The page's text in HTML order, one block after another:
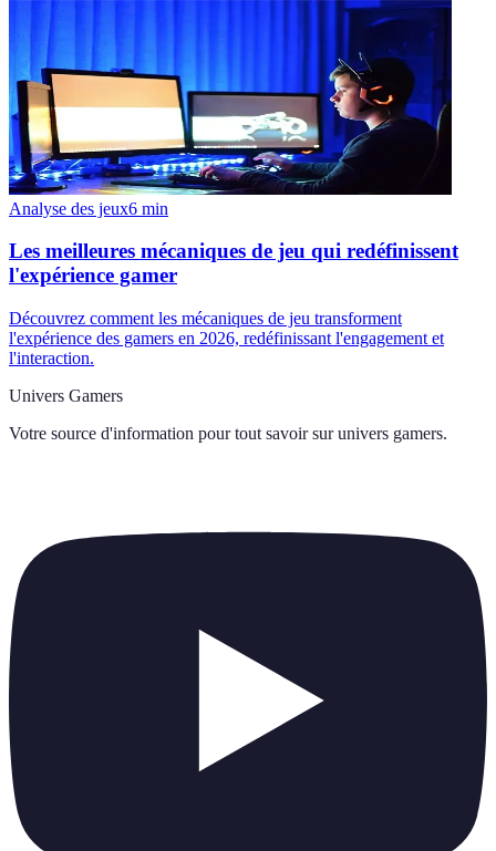
Analyse des jeux6 min
Les meilleures mécaniques de jeu qui redéfinissent
l'expérience gamer
Découvrez comment les mécaniques de jeu transforment
l'expérience des gamers en 2026, redéfinissant l'engagement et
l'interaction.
Univers Gamers
Votre source d'information pour tout savoir sur univers gamers.